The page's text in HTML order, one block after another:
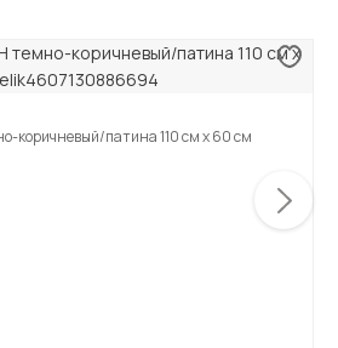
коричневый/патина 110 см х 60 см